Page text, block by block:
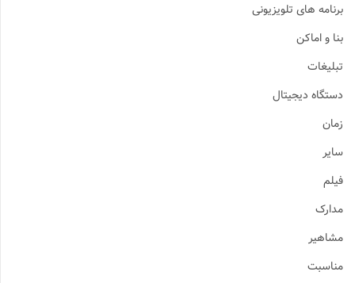
برنامه های تلویزیونی
بنا و اماکن
تبلیغات
دستگاه دیجیتال
زمان
سایر
فیلم
مدارک
مشاهیر
مناسبت